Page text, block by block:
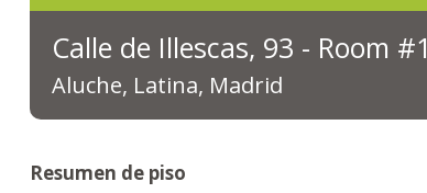
Calle de Illescas, 93 - Room #1
Aluche, Latina, Madrid
Resumen de piso